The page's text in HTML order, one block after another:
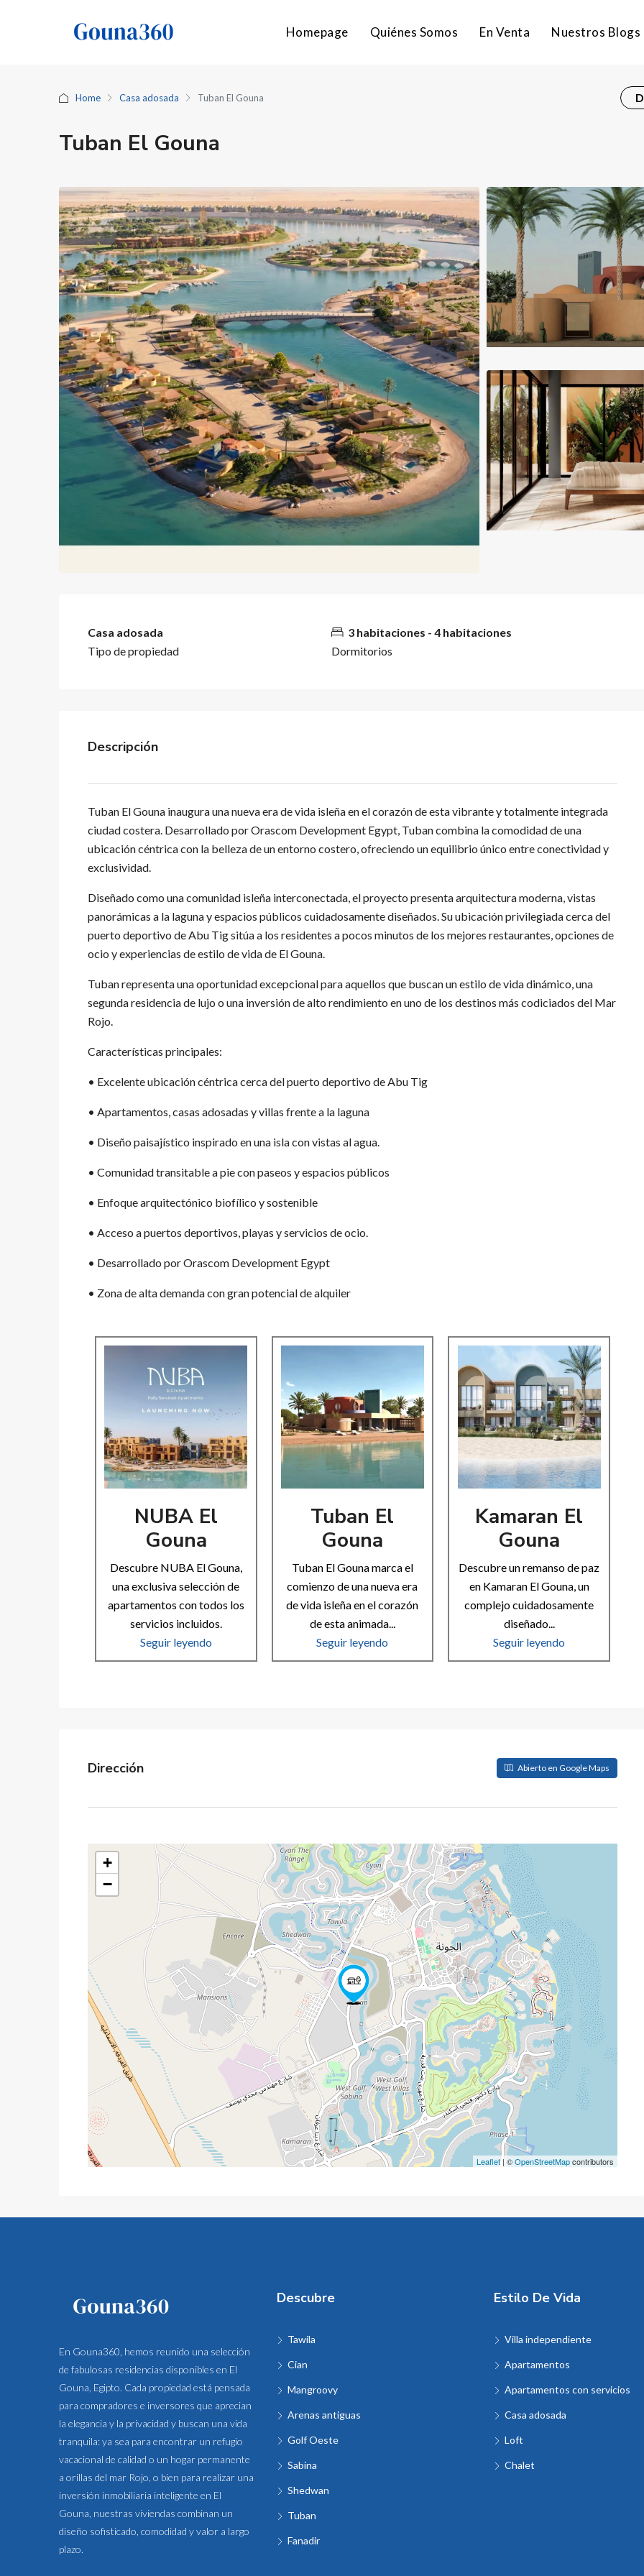
Homepage Quiénes Somos En Venta Nuestros Blogs
Home Casa adosada Tuban El Gouna
Tuban El Gouna
Casa adosada
Tipo de propiedad
3 habitaciones - 4 habitaciones
Dormitorios
Descripción
Tuban El Gouna inaugura una nueva era de vida isleña en el corazón de esta vibrante y totalmente integrada
ciudad costera. Desarrollado por Orascom Development Egypt, Tuban combina la comodidad de una
ubicación céntrica con la belleza de un entorno costero, ofreciendo un equilibrio único entre conectividad y
exclusividad.
Diseñado como una comunidad isleña interconectada, el proyecto presenta arquitectura moderna, vistas
panorámicas a la laguna y espacios públicos cuidadosamente diseñados. Su ubicación privilegiada cerca del
puerto deportivo de Abu Tig sitúa a los residentes a pocos minutos de los mejores restaurantes, opciones de
ocio y experiencias de estilo de vida de El Gouna.
Tuban representa una oportunidad excepcional para aquellos que buscan un estilo de vida dinámico, una
segunda residencia de lujo o una inversión de alto rendimiento en uno de los destinos más codiciados del Mar
Rojo.
Características principales:
• Excelente ubicación céntrica cerca del puerto deportivo de Abu Tig
• Apartamentos, casas adosadas y villas frente a la laguna
• Diseño paisajístico inspirado en una isla con vistas al agua.
• Comunidad transitable a pie con paseos y espacios públicos
• Enfoque arquitectónico biofílico y sostenible
• Acceso a puertos deportivos, playas y servicios de ocio.
• Desarrollado por Orascom Development Egypt
• Zona de alta demanda con gran potencial de alquiler
NUBA El
Gouna
Descubre NUBA El Gouna,
una exclusiva selección de
apartamentos con todos los
servicios incluidos.
Seguir leyendo
Tuban El
Gouna
Tuban El Gouna marca el
comienzo de una nueva era
de vida isleña en el corazón
de esta animada...
Seguir leyendo
Kamaran El
Gouna
Descubre un remanso de paz
en Kamaran El Gouna, un
complejo cuidadosamente
diseñado...
Seguir leyendo
Dirección Abierto en Google Maps
+
−
Leaflet| ©OpenStreetMapcontributors
En Gouna360, hemos reunido una selección
de fabulosas residencias disponibles en El
Gouna, Egipto. Cada propiedad está pensada
para compradores e inversores que aprecian
la elegancia y la privacidad y buscan una vida
tranquila: ya sea para encontrar un refugio
vacacional de calidad o un hogar permanente
a orillas del mar Rojo, o bien para realizar una
inversión inmobiliaria inteligente en El
Gouna, nuestras viviendas combinan un
diseño sofisticado, comodidad y valor a largo
plazo.
Descubre
Tawila
Cian
Mangroovy
Arenas antiguas
Golf Oeste
Sabina
Shedwan
Tuban
Fanadir
Estilo De Vida
Villa independiente
Apartamentos
Apartamentos con servicios
Casa adosada
Loft
Chalet